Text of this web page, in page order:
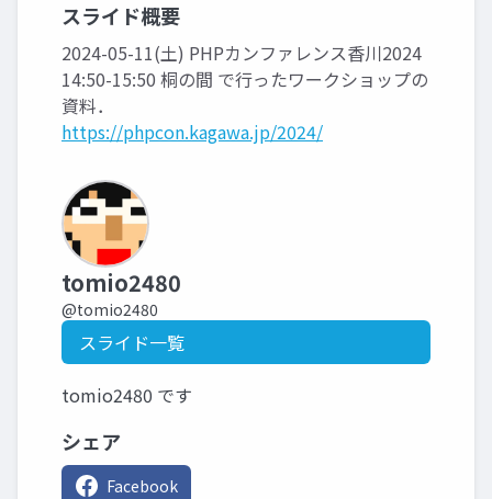
スライド概要
2024-05-11(土) PHPカンファレンス香川2024
14:50-15:50 桐の間 で行ったワークショップの
資料．
https://phpcon.kagawa.jp/2024/
tomio2480
@tomio2480
スライド一覧
tomio2480 です
シェア
Facebook